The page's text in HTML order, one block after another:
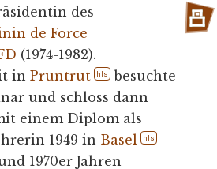
des
de Force
(1974-1982).
in Pruntrut hls besuchte
und schloss dann
einem Diplom als
1949 in Basel hls
1970er Jahren